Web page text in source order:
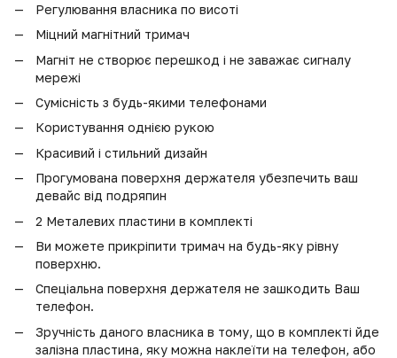
Регулювання власника по висоті
Міцний магнітний тримач
Магніт не створює перешкод і не заважає сигналу
мережі
Сумісність з будь-якими телефонами
Користування однією рукою
Красивий і стильний дизайн
Прогумована поверхня держателя убезпечить ваш
девайс від подряпин
2 Металевих пластини в комплекті
Ви можете прикріпити тримач на будь-яку рівну
поверхню.
Спеціальна поверхня держателя не зашкодить Ваш
телефон.
Зручність даного власника в тому, що в комплекті йде
залізна пластина, яку можна наклеїти на телефон, або